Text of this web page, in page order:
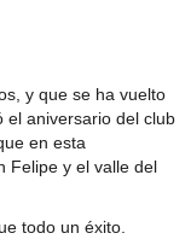
y que se ha vuelto
el aniversario del club
en esta
Felipe y el valle del
todo un éxito.